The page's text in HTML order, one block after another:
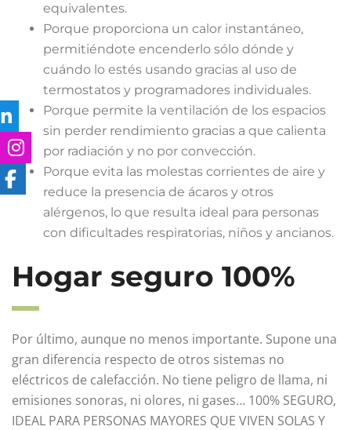
equivalentes.
Porque proporciona un calor instantáneo,
permitiéndote encenderlo sólo dónde y
cuándo lo estés usando gracias al uso de
termostatos y programadores individuales.
Porque permite la ventilación de los espacios
sin perder rendimiento gracias a que calienta
por radiación y no por convección.
Porque evita las molestas corrientes de aire y
reduce la presencia de ácaros y otros
alérgenos, lo que resulta ideal para personas
con dificultades respiratorias, niños y ancianos.
Hogar seguro 100%
Por último, aunque no menos importante. Supone una
gran diferencia respecto de otros sistemas no
eléctricos de calefacción. No tiene peligro de llama, ni
emisiones sonoras, ni olores, ni gases… 100% SEGURO,
IDEAL PARA PERSONAS MAYORES QUE VIVEN SOLAS Y